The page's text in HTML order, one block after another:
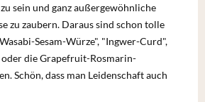
sein und ganz außergewöhnliche
zu zaubern. Daraus sind schon tolle
Sesam-Würze", "Ingwer-Curd",
oder die Grapefruit-Rosmarin-
Schön, dass man Leidenschaft auch